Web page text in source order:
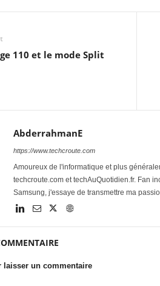
110 et le mode Split
AbderrahmanE
https://www.techcroute.com
Amoureux de l'informatique et plus
techcroute.com et techAuQuotidien.fr. Fan
Samsung, j'essaye de transmettre ma
laisser un commentaire